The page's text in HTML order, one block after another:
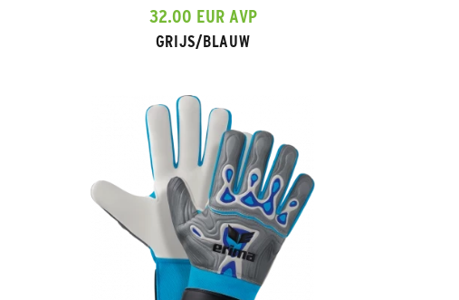
32.00 EUR AVP
GRIJS/BLAUW